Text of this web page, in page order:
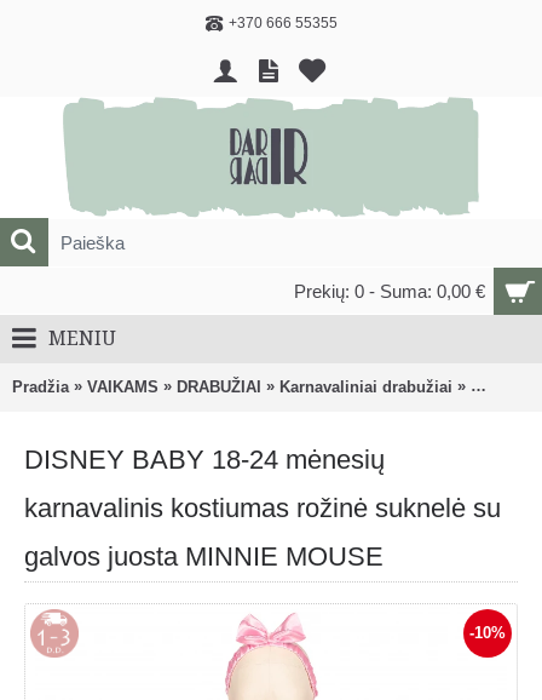
+370 666 55355
Prekių: 0 - Suma: 0,00 €
MENIU
Pradžia » VAIKAMS » DRABUŽIAI » Karnavaliniai drabužiai » DISNEY
DISNEY BABY 18-24 mėnesių
karnavalinis kostiumas rožinė suknelė su
galvos juosta MINNIE MOUSE
-10%